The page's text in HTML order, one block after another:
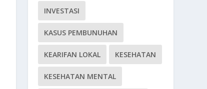
INVESTASI
KASUS PEMBUNUHAN
KEARIFAN LOKAL KESEHATAN
KESEHATAN MENTAL